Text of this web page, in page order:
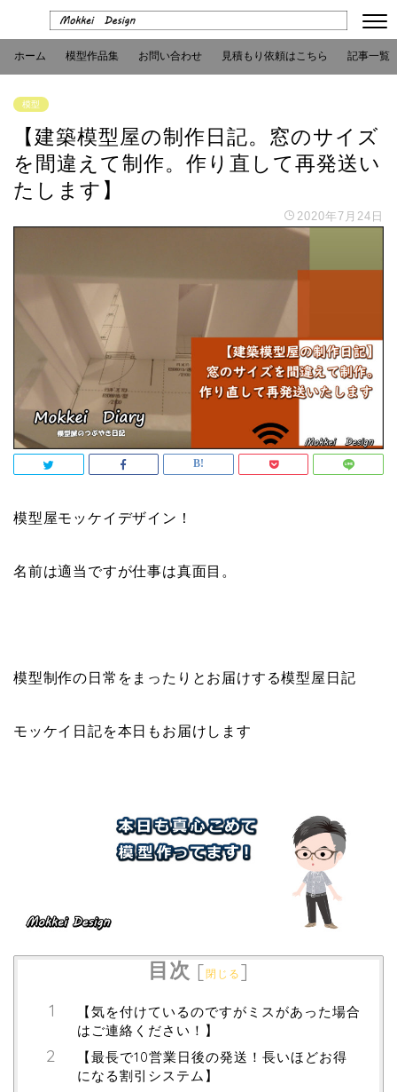
ホーム 模型作品集 お問い合わせ 見積もり依頼はこちら 記事一覧
模型
【建築模型屋の制作日記。窓のサイズ
を間違えて制作。作り直して再発送い
たします】
2020年7月24日
模型屋モッケイデザイン！
名前は適当ですが仕事は真面目。
模型制作の日常をまったりとお届けする模型屋日記
モッケイ日記を本日もお届けします
目次 [閉じる ]
【気を付けているのですがミスがあった場合
はご連絡ください！】
【最長で10営業日後の発送！長いほどお得
になる割引システム】